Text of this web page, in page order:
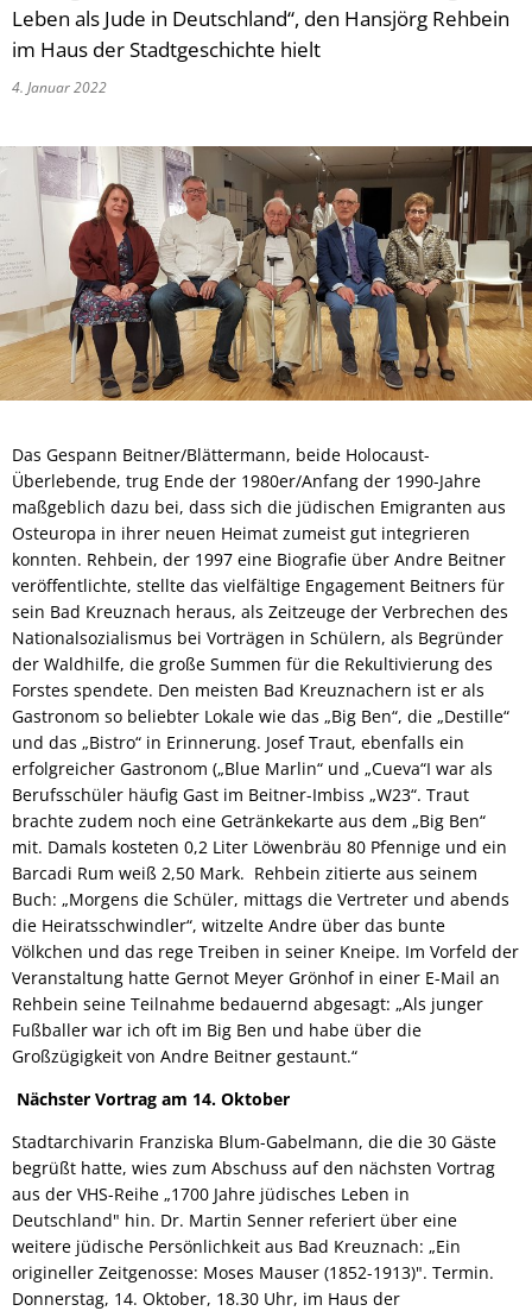
Leben als Jude in Deutschland“, den Hansjörg Rehbein
im Haus der Stadtgeschichte hielt
4. Januar 2022
Das Gespann Beitner/Blättermann, beide Holocaust-
Überlebende, trug Ende der 1980er/Anfang der 1990-Jahre
maßgeblich dazu bei, dass sich die jüdischen Emigranten aus
Osteuropa in ihrer neuen Heimat zumeist gut integrieren
konnten. Rehbein, der 1997 eine Biografie über Andre Beitner
veröffentlichte, stellte das vielfältige Engagement Beitners für
sein Bad Kreuznach heraus, als Zeitzeuge der Verbrechen des
Nationalsozialismus bei Vorträgen in Schülern, als Begründer
der Waldhilfe, die große Summen für die Rekultivierung des
Forstes spendete. Den meisten Bad Kreuznachern ist er als
Gastronom so beliebter Lokale wie das „Big Ben“, die „Destille“
und das „Bistro“ in Erinnerung. Josef Traut, ebenfalls ein
erfolgreicher Gastronom („Blue Marlin“ und „Cueva“I war als
Berufsschüler häufig Gast im Beitner-Imbiss „W23“. Traut
brachte zudem noch eine Getränkekarte aus dem „Big Ben“
mit. Damals kosteten 0,2 Liter Löwenbräu 80 Pfennige und ein
Barcadi Rum weiß 2,50 Mark. Rehbein zitierte aus seinem
Buch: „Morgens die Schüler, mittags die Vertreter und abends
die Heiratsschwindler“, witzelte Andre über das bunte
Völkchen und das rege Treiben in seiner Kneipe. Im Vorfeld der
Veranstaltung hatte Gernot Meyer Grönhof in einer E-Mail an
Rehbein seine Teilnahme bedauernd abgesagt: „Als junger
Fußballer war ich oft im Big Ben und habe über die
Großzügigkeit von Andre Beitner gestaunt.“
Nächster Vortrag am 14. Oktober
Stadtarchivarin Franziska Blum-Gabelmann, die die 30 Gäste
begrüßt hatte, wies zum Abschuss auf den nächsten Vortrag
aus der VHS-Reihe „1700 Jahre jüdisches Leben in
Deutschland" hin. Dr. Martin Senner referiert über eine
weitere jüdische Persönlichkeit aus Bad Kreuznach: „Ein
origineller Zeitgenosse: Moses Mauser (1852-1913)". Termin.
Donnerstag, 14. Oktober, 18.30 Uhr, im Haus der